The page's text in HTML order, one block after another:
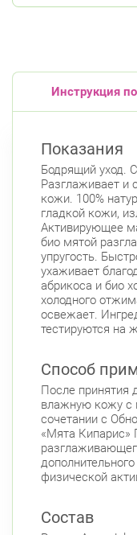
Инструкция
Показания
Бодрящий уход.
Разглаживает и
кожи. 100%
гладкой кожи,
Активирующее
био мятой
упругость.
ухаживает
абрикоса и био
холодного
освежает.
тестируются на
Способ
После принятия
влажную кожу с
сочетании с
«Мята Кипарис»
физической
Состав